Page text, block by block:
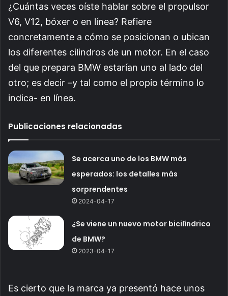
¿Cuántas veces oíste hablar sobre el propulsor
V6, V12, bóxer o en línea? Refiere
concretamente a cómo se posicionan o ubican
los diferentes cilindros de un motor. En el caso
del que prepara BMW estarían uno al lado del
otro; es decir –y tal como el propio término lo
indica- en línea.
Publicaciones relacionadas
Se acerca uno de los BMW más
esperados: los detalles más
sorprendentes
2024-04-17
¿Se viene un nuevo motor bicilíndrico
de BMW?
2023-04-17
Es cierto que la marca ya presentó hace unos